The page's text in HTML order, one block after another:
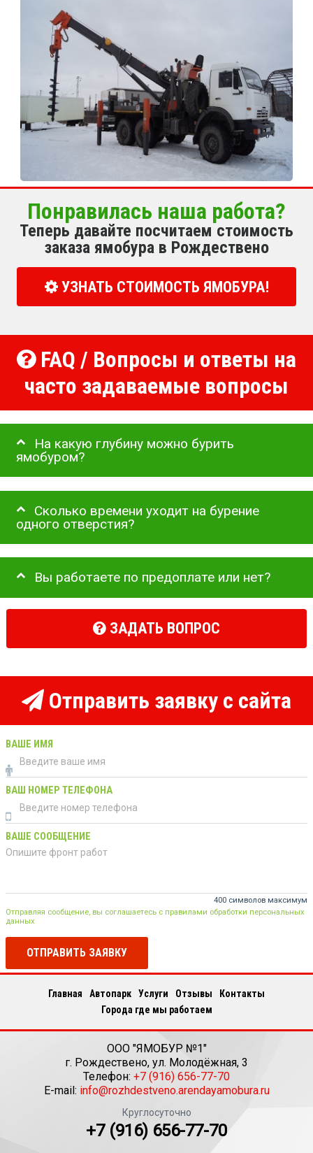
Понравилась наша работа?
Теперь давайте посчитаем стоимость
заказа ямобура в Рождествено
УЗНАТЬ СТОИМОСТЬ ЯМОБУРА!
FAQ / Вопросы и ответы на
часто задаваемые вопросы
На какую глубину можно бурить
ямобуром?
Сколько времени уходит на бурение
одного отверстия?
Вы работаете по предоплате или нет?
ЗАДАТЬ ВОПРОС
Отправить заявку с сайта
ВАШЕ ИМЯ
ВАШ НОМЕР ТЕЛЕФОНА
ВАШЕ СООБЩЕНИЕ
400 символов максимум
Отправляя сообщение, вы соглашаетесь с правилами обработки персональных
данных
ОТПРАВИТЬ ЗАЯВКУ
Главная Автопарк Услуги Отзывы
Контакты
Города где мы работаем
ООО "ЯМОБУР №1"
г. Рождествено, ул. Молодёжная, 3
Телефон: +7 (916) 656-77-70
E-mail: info@rozhdestveno.arendayamobura.ru
Круглосуточно
+7 (916) 656-77-70